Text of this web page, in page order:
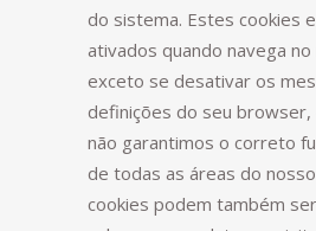
do sistema. Estes cookies
ativados quando navega
exceto se desativar os
definições do seu browser,
não garantimos o correto
de todas as áreas do
cookies podem também